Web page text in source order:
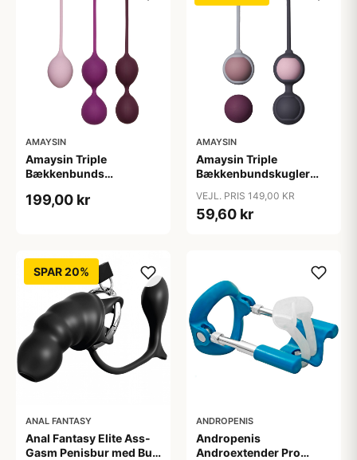
AMAYSIN
Amaysin Triple
Bækkenbunds
Rosa
199,00 kr
AMAYSIN
Amaysin Triple
Bækkenbundskugler
VEJL. PRIS 149,00 KR
59,60 kr
SPAR 20%
ANAL FANTASY
Anal Fantasy Elite Ass-
Gasm Penisbur med Butt
ANDROPENIS
Andropenis
Androextender Pro